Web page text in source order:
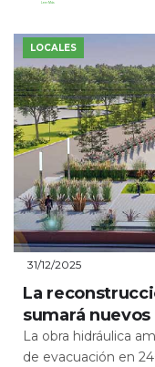
Leer Más
LOCALES
31/12/2025
La
sumará
La obra hidráulica
de evacuación en